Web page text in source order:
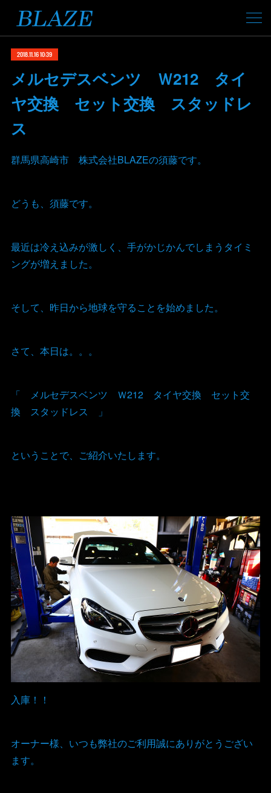
2018.11.16 10:39
メルセデスベンツ Ｗ212 タイ
ヤ交換 セット交換 スタッドレ
ス
群馬県高崎市 株式会社BLAZEの須藤です。
どうも、須藤です。
最近は冷え込みが激しく、手がかじかんでしまうタイミ
ングが増えました。
そして、昨日から地球を守ることを始めました。
さて、本日は。。。
「 メルセデスベンツ Ｗ212 タイヤ交換 セット交
換 スタッドレス 」
ということで、ご紹介いたします。
入庫！！
オーナー様、いつも弊社のご利用誠にありがとうござい
ます。